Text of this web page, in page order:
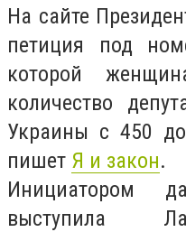
На сайте
петиция под
которой
количество
Украины с 450
пишет Я и закон.
Инициатором
выступила